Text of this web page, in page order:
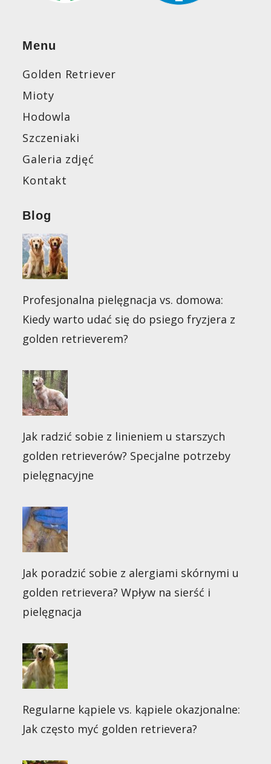
Menu
Golden Retriever
Mioty
Hodowla
Szczeniaki
Galeria zdjęć
Kontakt
Blog
Profesjonalna pielęgnacja vs. domowa:
Kiedy warto udać się do psiego fryzjera z
golden retrieverem?
Jak radzić sobie z linieniem u starszych
golden retrieverów? Specjalne potrzeby
pielęgnacyjne
Jak poradzić sobie z alergiami skórnymi u
golden retrievera? Wpływ na sierść i
pielęgnacja
Regularne kąpiele vs. kąpiele okazjonalne:
Jak często myć golden retrievera?